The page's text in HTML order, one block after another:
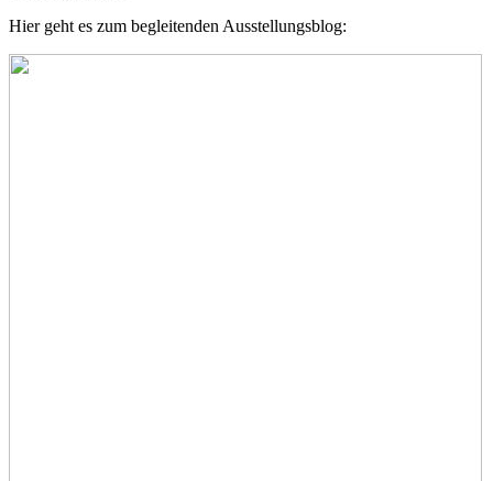
Hier geht es zum begleitenden Ausstellungsblog: